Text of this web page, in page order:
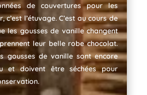
de couvertures pour les
l’étuvage. C’est au cours de
les gousses de vanille changent
leur belle robe chocolat.
gousses de vanille sont encore
et doivent être séchées pour